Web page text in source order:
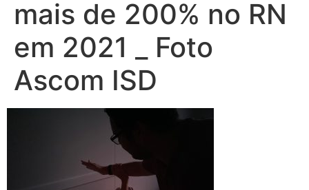
mais de 200% no RN
em 2021 _ Foto
Ascom ISD